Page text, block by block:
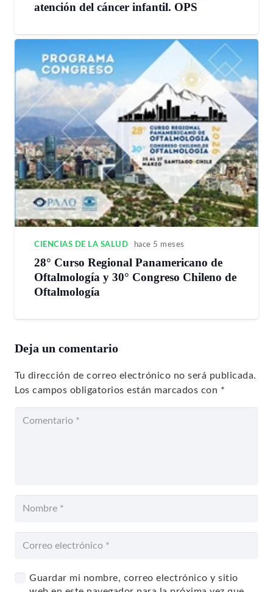
atención del cáncer infantil. OPS
CIENCIAS DE LA SALUD hace 5 meses
28° Curso Regional Panamericano de
Oftalmología y 30° Congreso Chileno de
Oftalmología
Deja un comentario
Tu dirección de correo electrónico no será publicada.
Los campos obligatorios están marcados con *
Guardar mi nombre, correo electrónico y sitio